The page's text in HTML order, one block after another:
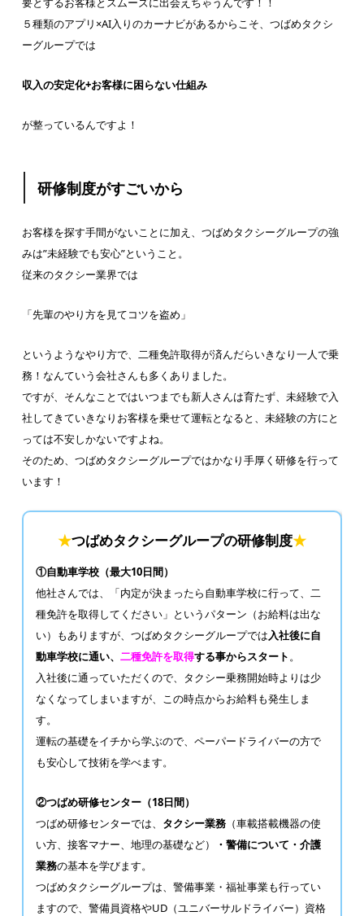
５種類のアプリ×AI入りのカーナビがあるからこそ、つばめタクシ
ーグループでは
収入の安定化+お客様に困らない仕組み
が整っているんですよ！
研修制度がすごいから
お客様を探す手間がないことに加え、つばめタクシーグループの強
みは”未経験でも安心”ということ。
従来のタクシー業界では
「先輩のやり方を見てコツを盗め」
というようなやり方で、二種免許取得が済んだらいきなり一人で乗
務！なんていう会社さんも多くありました。
ですが、そんなことではいつまでも新人さんは育たず、未経験で入
社してきていきなりお客様を乗せて運転となると、未経験の方にと
っては不安しかないですよね。
そのため、つばめタクシーグループではかなり手厚く研修を行って
います！
★つばめタクシーグループの研修制度★
①自動車学校（最大10日間）
他社さんでは、「内定が決まったら自動車学校に行って、二
種免許を取得してください」というパターン（お給料は出な
い）もありますが、つばめタクシーグループでは入社後に自
動車学校に通い、二種免許を取得する事からスタート。
入社後に通っていただくので、タクシー乗務開始時よりは少
なくなってしまいますが、この時点からお給料も発生しま
す。
運転の基礎をイチから学ぶので、ペーパードライバーの方で
も安心して技術を学べます。
②つばめ研修センター（18日間）
つばめ研修センターでは、 タクシー業務 （車載搭載機器の使
い方、接客マナー、地理の基礎など）
・警備について・介護
業務の基本を学びます。
つばめタクシーグループは、警備事業・福祉事業も行ってい
ますので、警備員資格やUD（ユニバーサルドライバー）資格